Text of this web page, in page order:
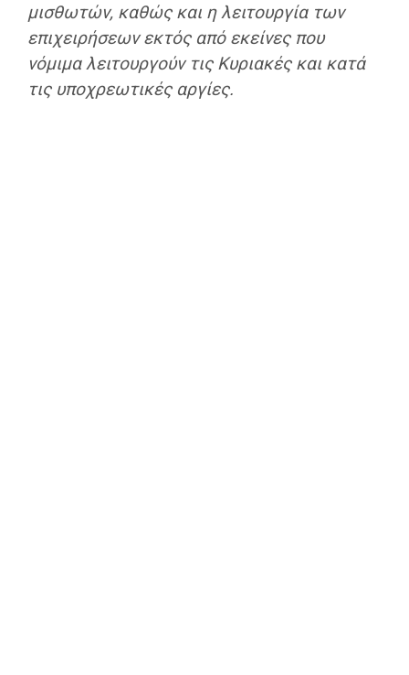
μισθωτών, καθώς και η λειτουργία των
επιχειρήσεων εκτός από εκείνες που
νόμιμα λειτουργούν τις Κυριακές και κατά
τις υποχρεωτικές αργίες.